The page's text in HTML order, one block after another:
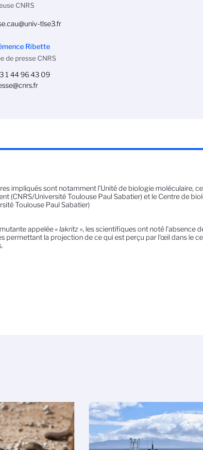
CNRS
tlse3.fr
Ribette
de presse CNRS
1 44 96 43 09
impliqués sont notamment l’Unité de biologie moléculaire,
(CNRS/Université Toulouse Paul Sabatier) et le Centre de
Toulouse Paul Sabatier)
appelée «lakritz», les scientifiques ont noté l’absence
permettant la projection de ce qui est perçu par l'œil dans le